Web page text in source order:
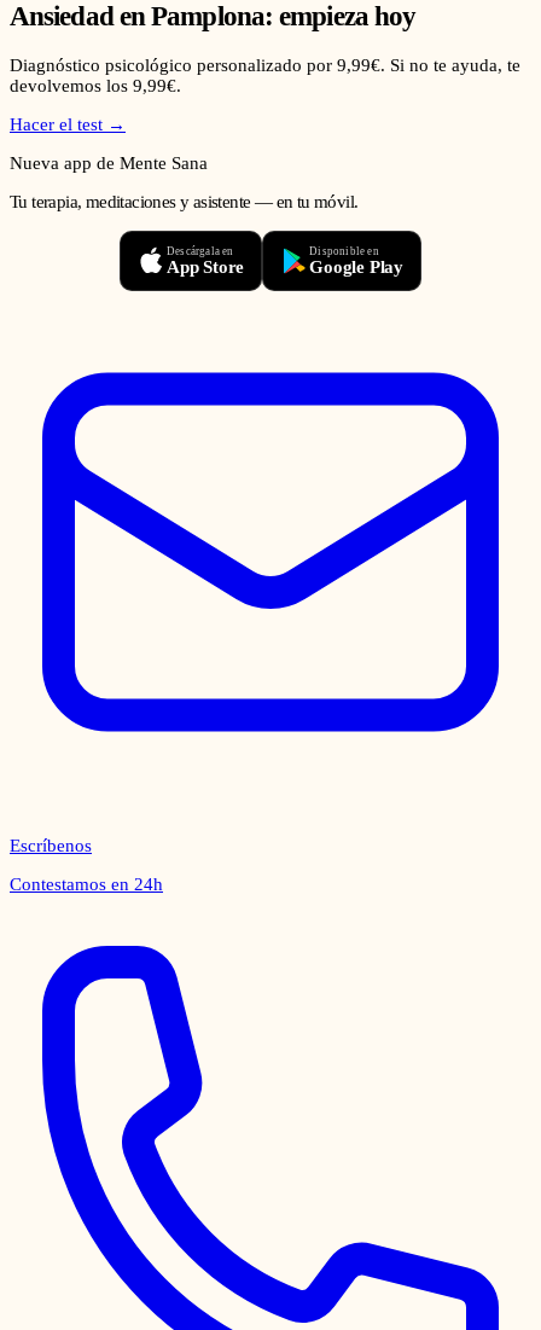
AnsiedadenPamplona: empieza hoy
Diagnóstico psicológico personalizado por 9,99€. Si no te ayuda, te
devolvemos los 9,99€.
Hacer el test →
Nueva app de Mente Sana
Tu terapia, meditaciones y asistente — en tu móvil.
Descárgala en
App Store
Disponible en
Google Play
Escríbenos
Contestamos en 24h